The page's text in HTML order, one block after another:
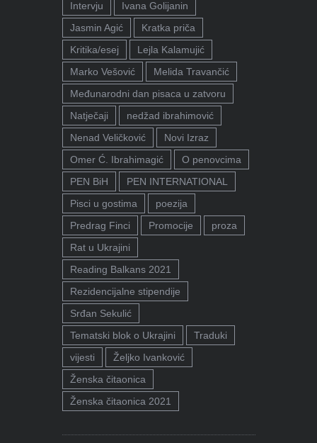
Intervju
Ivana Golijanin
Jasmin Agić
Kratka priča
Kritika/esej
Lejla Kalamujić
Marko Vešović
Melida Travančić
Međunarodni dan pisaca u zatvoru
Natječaji
nedžad ibrahimović
Nenad Veličković
Novi Izraz
Omer Ć. Ibrahimagić
O penovcima
PEN BiH
PEN INTERNATIONAL
Pisci u gostima
poezija
Predrag Finci
Promocije
proza
Rat u Ukrajini
Reading Balkans 2021
Rezidencijalne stipendije
Srđan Sekulić
Tematski blok o Ukrajini
Traduki
vijesti
Željko Ivanković
Ženska čitaonica
Ženska čitaonica 2021